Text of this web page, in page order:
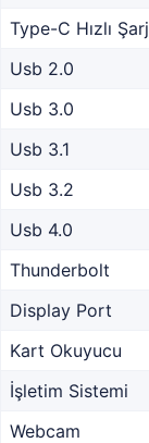
Type-C Hızlı Şarj
Usb 2.0
Usb 3.0
Usb 3.1
Usb 3.2
Usb 4.0
Thunderbolt
Display Port
Kart Okuyucu
İşletim Sistemi
Webcam